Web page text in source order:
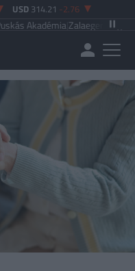
USD 314.21 -2.76
|Zalaegerszegi TE5-2 Paksi